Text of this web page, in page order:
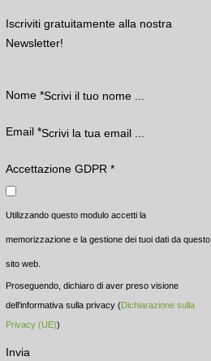
Iscriviti gratuitamente alla nostra
Newsletter!
Nome *
Email *
Accettazione GDPR *
Utilizzando questo modulo accetti la
memorizzazione e la gestione dei tuoi dati da questo
sito web.
Proseguendo, dichiaro di aver preso visione
dell'informativa sulla privacy (Dichiarazione sulla
Privacy (UE))
Invia